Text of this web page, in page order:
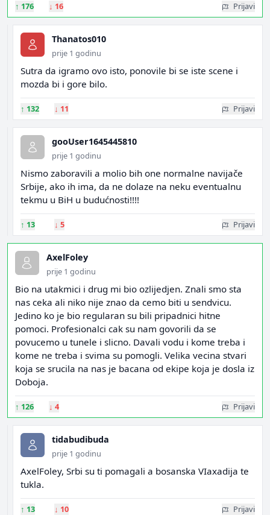
↑ 176 ↓ 16 Prijavi
Thanatos010
prije 1 godinu
Sutra da igramo ovo isto, ponovile bi se iste scene i
mozda bi i gore bilo.
↑ 132 ↓ 11 Prijavi
gooUser1645445810
prije 1 godinu
Nismo zaboravili a molio bih one normalne navijače
Srbije, ako ih ima, da ne dolaze na neku eventualnu
tekmu u BiH u budućnosti!!!!
↑ 13 ↓ 5 Prijavi
AxelFoley
prije 1 godinu
Bio na utakmici i drug mi bio ozlijedjen. Znali smo sta
nas ceka ali niko nije znao da cemo biti u sendvicu.
Jedino ko je bio regularan su bili pripadnici hitne
pomoci. Profesionalci cak su nam govorili da se
povucemo u tunele i slicno. Davali vodu i kome treba i
kome ne treba i svima su pomogli. Velika vecina stvari
koja se srucila na nas je bacana od ekipe koja je dosla iz
Doboja.
↑ 126 ↓ 4 Prijavi
tidabudibuda
prije 1 godinu
AxelFoley, Srbi su ti pomagali a bosanska VIaxadija te
tukla.
↑ 13 ↓ 10 Prijavi